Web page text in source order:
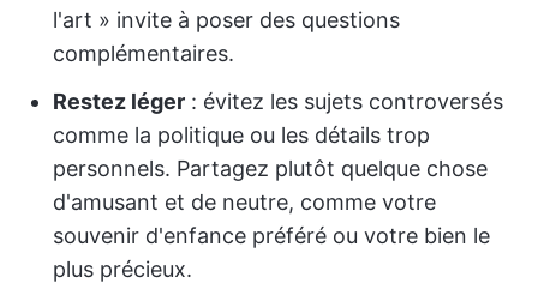
l'art » invite à poser des questions
complémentaires.
Restez léger : évitez les sujets controversés
comme la politique ou les détails trop
personnels. Partagez plutôt quelque chose
d'amusant et de neutre, comme votre
souvenir d'enfance préféré ou votre bien le
plus précieux.